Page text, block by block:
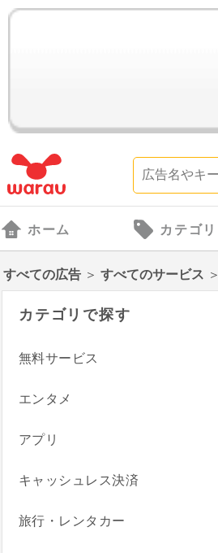
ホーム カテゴリ
すべての広告 ＞ すべてのサービス ＞
カテゴリで探す
無料サービス
エンタメ
アプリ
キャッシュレス決済
旅行・レンタカー